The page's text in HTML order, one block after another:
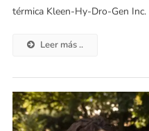
térmica Kleen-Hy-Dro-Gen
Leer más ..